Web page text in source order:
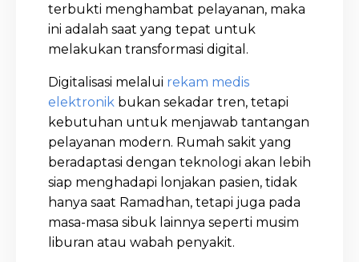
terbukti menghambat pelayanan, maka
ini adalah saat yang tepat untuk
melakukan transformasi digital.
Digitalisasi melalui rekam medis
elektronik bukan sekadar tren, tetapi
kebutuhan untuk menjawab tantangan
pelayanan modern. Rumah sakit yang
beradaptasi dengan teknologi akan lebih
siap menghadapi lonjakan pasien, tidak
hanya saat Ramadhan, tetapi juga pada
masa-masa sibuk lainnya seperti musim
liburan atau wabah penyakit.